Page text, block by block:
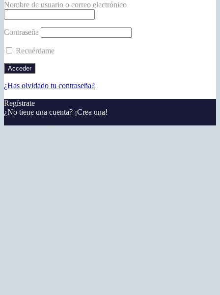
Nombre de usuario o correo electrónico
Contraseña
Recuérdame
¿Has olvidado tu contraseña?
Regístrate
¿No tiene una cuenta? ¡Crea una!